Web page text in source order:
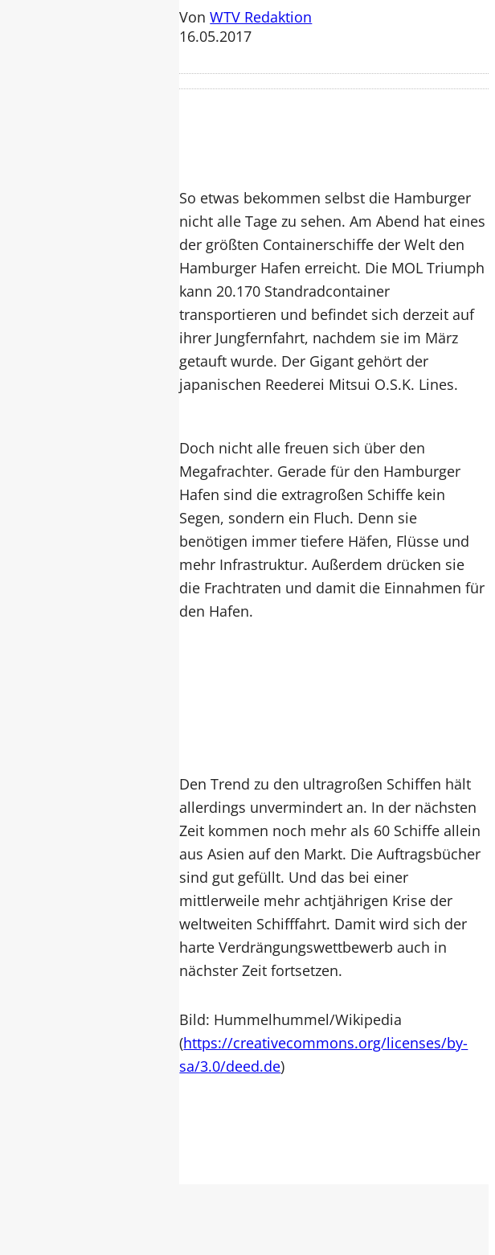
VonWTV Redaktion
16.05.2017
So etwas bekommen selbst die Hamburger
nicht alle Tage zu sehen. Am Abend hat eines
der größten Containerschiffe der Welt den
Hamburger Hafen erreicht. Die MOL Triumph
kann 20.170 Standradcontainer
transportieren und befindet sich derzeit auf
ihrer Jungfernfahrt, nachdem sie im März
getauft wurde. Der Gigant gehört der
japanischen Reederei Mitsui O.S.K. Lines.
Doch nicht alle freuen sich über den
Megafrachter. Gerade für den Hamburger
Hafen sind die extragroßen Schiffe kein
Segen, sondern ein Fluch. Denn sie
benötigen immer tiefere Häfen, Flüsse und
mehr Infrastruktur. Außerdem drücken sie
die Frachtraten und damit die Einnahmen für
den Hafen.
Den Trend zu den ultragroßen Schiffen hält
allerdings unvermindert an. In der nächsten
Zeit kommen noch mehr als 60 Schiffe allein
aus Asien auf den Markt. Die Auftragsbücher
sind gut gefüllt. Und das bei einer
mittlerweile mehr achtjährigen Krise der
weltweiten Schifffahrt. Damit wird sich der
harte Verdrängungswettbewerb auch in
nächster Zeit fortsetzen.
Bild: Hummelhummel/Wikipedia
(https://creativecommons.org/licenses/by-
sa/3.0/deed.de)